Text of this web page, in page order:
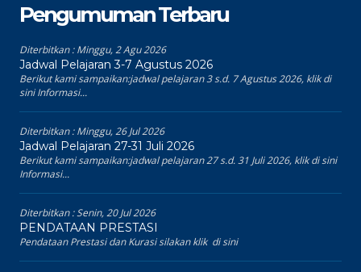
Pengumuman Terbaru
Diterbitkan :Minggu, 2 Agu 2026
Jadwal Pelajaran 3-7 Agustus 2026
Berikut kami sampaikan:jadwal pelajaran 3 s.d. 7 Agustus 2026, klik di
sini Informasi...
Diterbitkan :Minggu, 26 Jul 2026
Jadwal Pelajaran 27-31 Juli 2026
Berikut kami sampaikan:jadwal pelajaran 27 s.d. 31 Juli 2026, klik di sini
Informasi...
Diterbitkan :Senin, 20 Jul 2026
PENDATAAN PRESTASI
Pendataan Prestasi dan Kurasi silakan klik di sini